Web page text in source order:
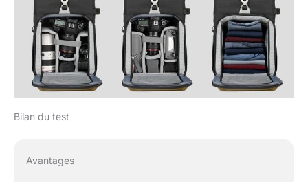
Bilan du test
Avantages